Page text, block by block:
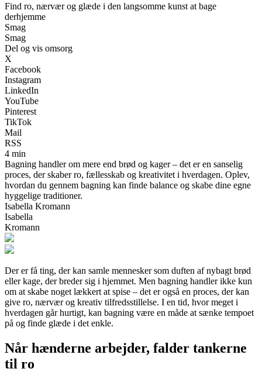
Find ro, nærvær og glæde i den langsomme kunst at bage
derhjemme
Smag
Smag
Del og vis omsorg
X
Facebook
Instagram
LinkedIn
YouTube
Pinterest
TikTok
Mail
RSS
4 min
Bagning handler om mere end brød og kager – det er en sanselig
proces, der skaber ro, fællesskab og kreativitet i hverdagen. Oplev,
hvordan du gennem bagning kan finde balance og skabe dine egne
hyggelige traditioner.
Isabella Kromann
Isabella
Kromann
Der er få ting, der kan samle mennesker som duften af nybagt brød
eller kage, der breder sig i hjemmet. Men bagning handler ikke kun
om at skabe noget lækkert at spise – det er også en proces, der kan
give ro, nærvær og kreativ tilfredsstillelse. I en tid, hvor meget i
hverdagen går hurtigt, kan bagning være en måde at sænke tempoet
på og finde glæde i det enkle.
Når hænderne arbejder, falder tankerne
til ro